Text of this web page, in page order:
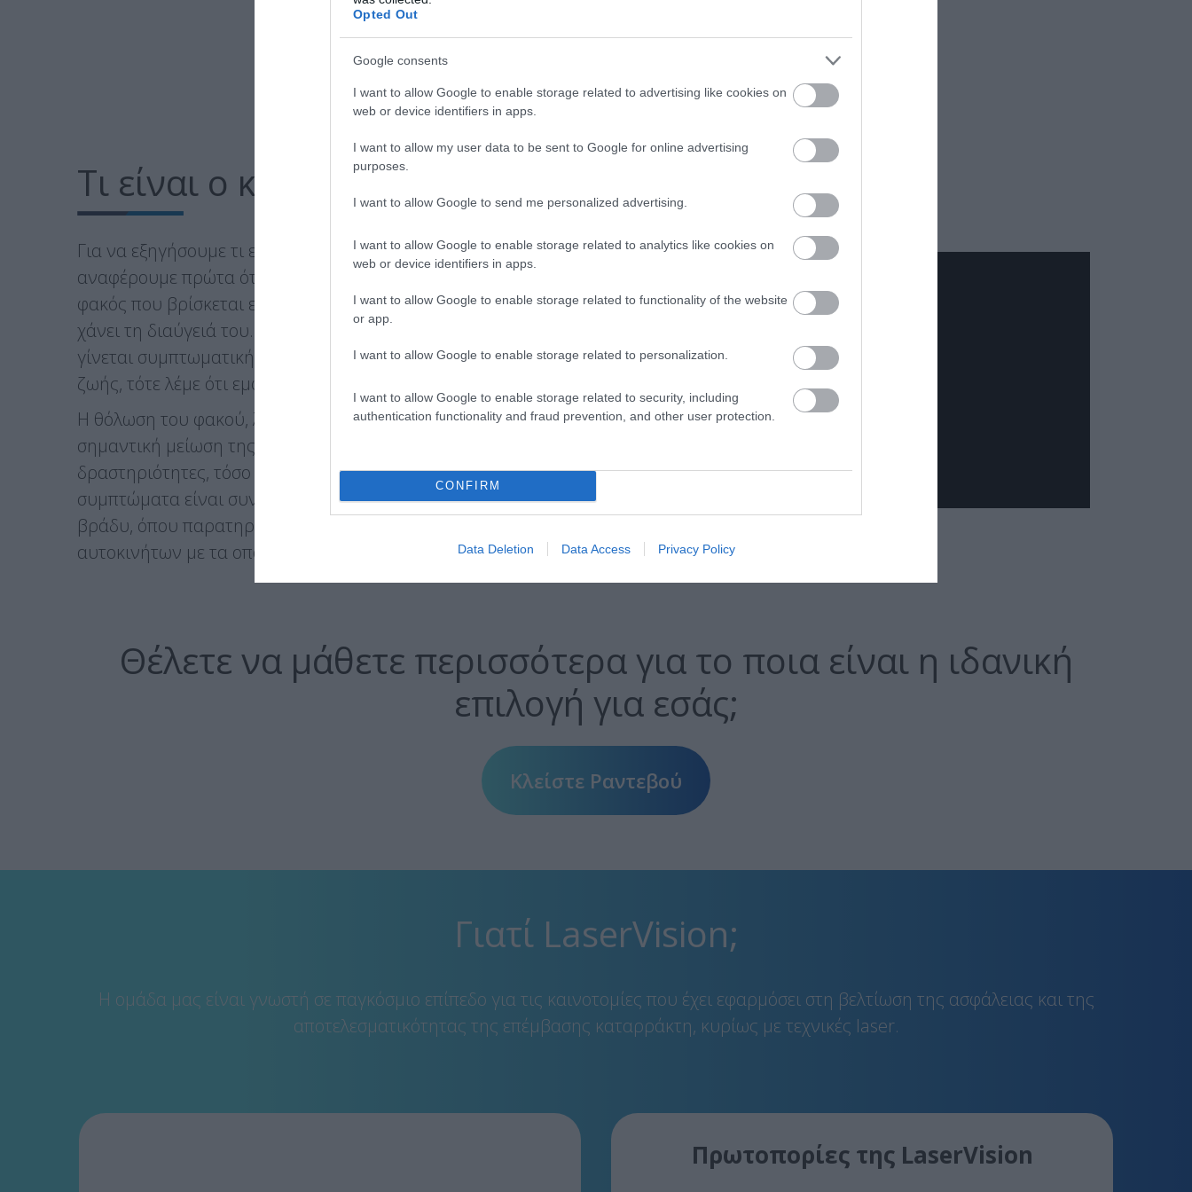
Opted Out
Google consents
I want to allow Google to enable storage related to advertising like cookies on
web or device identifiers in apps.
I want to allow my user data to be sent to Google for online advertising
purposes.
I want to allow Google to send me personalized advertising.
I want to allow Google to enable storage related to analytics like cookies on
web or device identifiers in apps.
I want to allow Google to enable storage related to functionality of the website
or app.
I want to allow Google to enable storage related to personalization.
I want to allow Google to enable storage related to security, including
authentication functionality and fraud prevention, and other user protection.
CONFIRM
Data Deletion Data Access Privacy Policy
Τι είναι ο καταρράκτης ματιών;
Για να εξηγήσουμε τι είναι ο καταρράκτης ματιών πρέπει να
αναφέρουμε πρώτα ότι στη διάρκεια της ζωής μας, ο φυσικός
φακός που βρίσκεται εντός του οφθαλμού αρχίζει σταδιακά να
χάνει τη διαύγειά του. Όταν αυτή η αδιαφάνεια αρχίζει να
γίνεται συμπτωματική, κατά την έκτη και έβδομη δεκαετία της
ζωής, τότε λέμε ότι εμφανίζεται καταρράκτης.
Η θόλωση του φακού, λόγω καταρράκτη, μπορεί να προκαλέσει
σημαντική μείωση της όρασης στις καθημερινές
δραστηριότητες, τόσο κοντά όσο και μακριά. Τα πρώτα
συμπτώματα είναι συνήθως εμφανή κατά την οδήγηση το
βράδυ, όπου παρατηρείται ιδιαίτερη δυσκολία στα φώτα των
αυτοκινήτων με τα οποία διασταυρωνόμαστε.
Θέλετε να μάθετε περισσότερα για το ποια είναι η ιδανική
επιλογή για εσάς;
Κλείστε Ραντεβού
Γιατί LaserVision;
H ομάδα μας είναι γνωστή σε παγκόσμιο επίπεδο για τις καινοτομίες που έχει εφαρμόσει στη βελτίωση της ασφάλειας και της
αποτελεσματικότητας της επέμβασης καταρράκτη, κυρίως με τεχνικές laser.
Πρωτοπορίες της LaserVision